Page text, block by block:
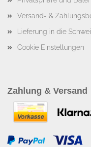
Versand- &
Lieferung in die
Cookie Einstellungen
Zahlung & Versand